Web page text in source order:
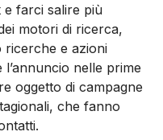
e farci salire più
motori di ricer­ca,
ricerche e azioni
nelle prime
oggetto di campa­gne
che fanno